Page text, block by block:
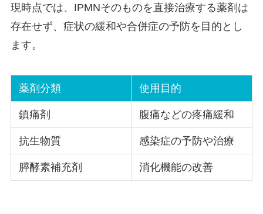
現時点では、IPMNそのものを直接治療する薬剤は
存在せず、症状の緩和や合併症の予防を目的とし
ます。
薬剤分類 使用目的
鎮痛剤 腹痛などの疼痛緩和
抗生物質 感染症の予防や治療
膵酵素補充剤 消化機能の改善